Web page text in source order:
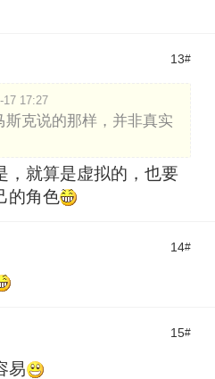
13#
17 17:27
克说的那样，并非真实
，就算是虚拟的，也要
的角色
14#
15#
易